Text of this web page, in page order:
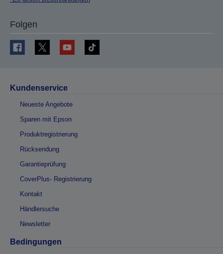
Folgen
Kundenservice
Neueste Angebote
Sparen mit Epson
Produktregistrierung
Rücksendung
Garantieprüfung
CoverPlus- Registrierung
Kontakt
Händlersuche
Newsletter
Bedingungen